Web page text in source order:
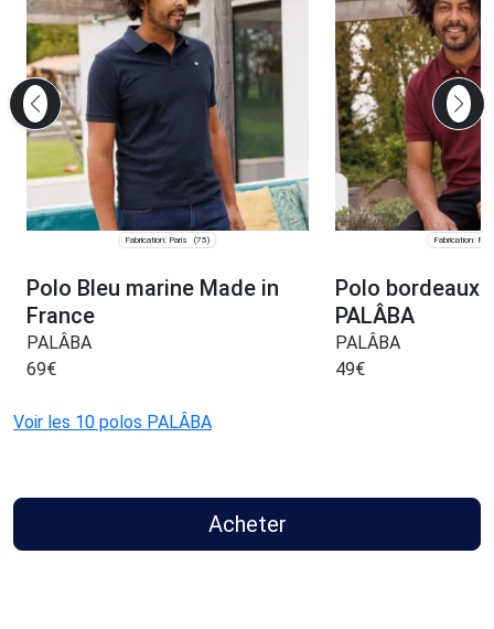
Fabrication: Paris (75)
Polo Bleu marine Made in
France
PALÂBA
69€
Fabrication:
Polo bordeaux
PALÂBA
PALÂBA
49€
Voir les 10 polos PALÂBA
Acheter